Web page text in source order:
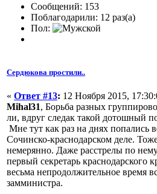
Сообщений: 153
Поблагодарили: 12 раз(а)
Пол:
Сердюкова простили..
« Ответ #13: 12 Ноября 2015,
Mihal31, Борьба разных
ли, вдруг следак такой дотошный
Мне тут как раз на днях попались
Сочинско-краснодарском деле.
немерянно. Даже расстрелы по
первый секретарь краснодарского
весьма непродолжительное время
замминистра.